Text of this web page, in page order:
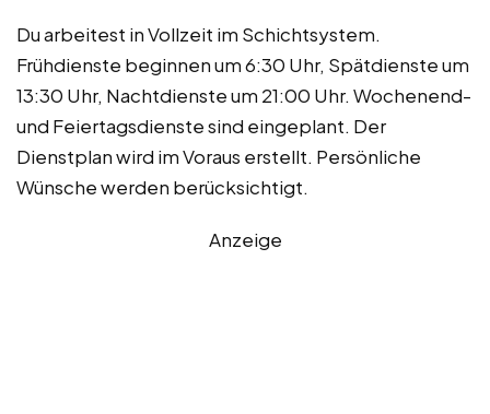
Du arbeitest in Vollzeit im Schichtsystem.
Frühdienste beginnen um 6:30 Uhr, Spätdienste um
13:30 Uhr, Nachtdienste um 21:00 Uhr. Wochenend-
und Feiertagsdienste sind eingeplant. Der
Dienstplan wird im Voraus erstellt. Persönliche
Wünsche werden berücksichtigt.
Anzeige